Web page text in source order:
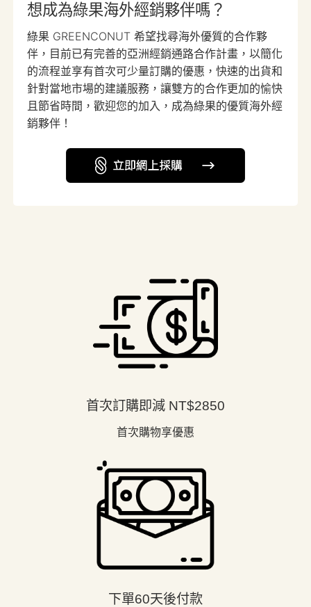
想成為綠果海外經銷夥伴嗎？
綠果 GREENCONUT 希望找尋海外優質的合作夥
伴，目前已有完善的亞洲經銷通路合作計畫，以簡化
的流程並享有首次可少量訂購的優惠，快速的出貨和
針對當地市場的建議服務，讓雙方的合作更加的愉快
且節省時間，歡迎您的加入，成為綠果的優質海外經
銷夥伴！
首次訂購即減 NT$2850
首次購物享優惠
下單60天後付款